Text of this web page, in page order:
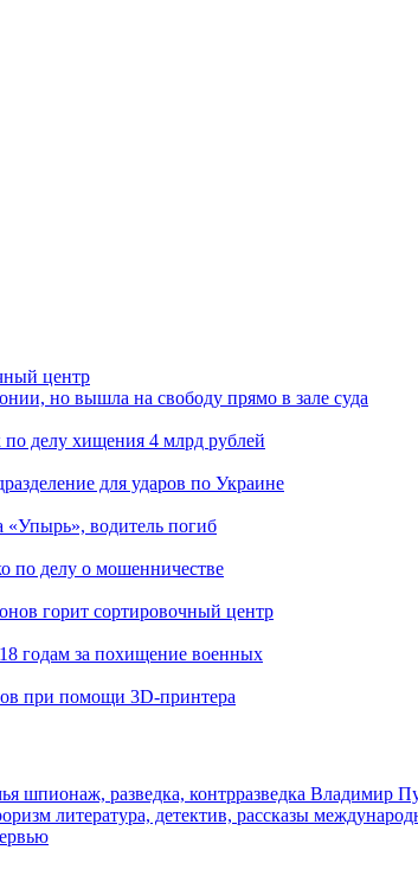
центр
но вышла на свободу прямо в зале суда
делу хищения 4 млрд рублей
для ударов по Украине
«Упырь», водитель погиб
по делу о мошенничестве
горит сортировочный центр
годам за похищение военных
при помощи 3D‑принтера
шпионаж, разведка, контрразведка Владимир
литература, детектив, рассказы